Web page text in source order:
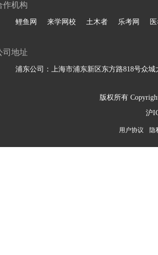
作机构
鲤鱼网 来学网校 土木者 乐考网
司地址
浦东公司：上海市浦东新区东方路818号众城
版权所有
沪
用户协议 隐